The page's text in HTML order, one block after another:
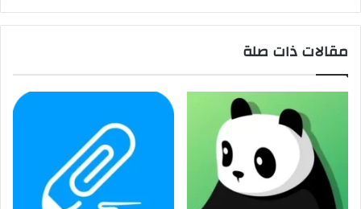
مقالات ذات صلة